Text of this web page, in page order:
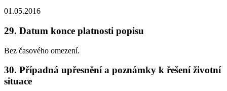
01.05.2016
29. Datum konce platnosti popisu
Bez časového omezení.
30. Případná upřesnění a poznámky k řešení životní
situace